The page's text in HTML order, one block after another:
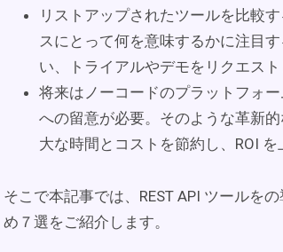
リストアップされたツールを比較
スにとって何を意味するかに注目
い、トライアルやデモをリクエス
将来はノーコードのプラットフォ
への留意が必要。そのような革新
大な時間とコストを節約し、ROI を
そこで本記事では、REST API ツールを
め７選をご紹介します。